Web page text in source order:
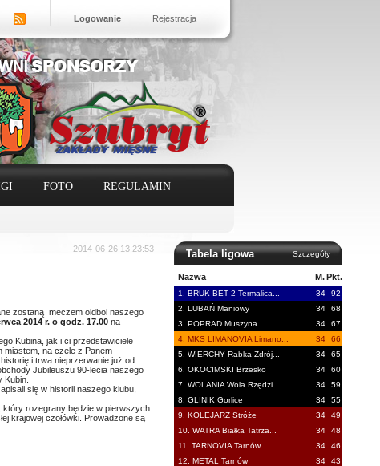
Logowanie Rejestracja
FOTO REGULAMIN
Tabela ligowa Szczegóły
Nazwa M. Pkt.
1. BRUK-BET 2 Termalica... 34
92
2. LUBAŃ Maniowy
34
68
3. POPRAD Muszyna
34
67
4. MKS LIMANOVIA Limano...
34
66
5. WIERCHY Rabka-Zdrój...
34
65
6. OKOCIMSKI Brzesko
34
60
7. WOLANIA Wola Rzędzi...
34
59
8. GLINIK Gorlice
34
55
9. KOLEJARZ Stróże
34
49
10. WATRA Białka Tatrza...
34
48
11. TARNOVIA Tarnów
34
46
12. METAL Tarnów
34
43
2014-06-26 13:23:53
zostaną meczem oldboi naszego
2014 r. o godz. 17.00na
Kubina, jak i ci przedstawiciele
miastem, na czele z Panem
i trwa nieprzerwanie już od
Jubileuszu 90-lecia naszego
Kubin.
się w historii naszego klubu,
rozegrany będzie w pierwszych
krajowej czołówki. Prowadzone są